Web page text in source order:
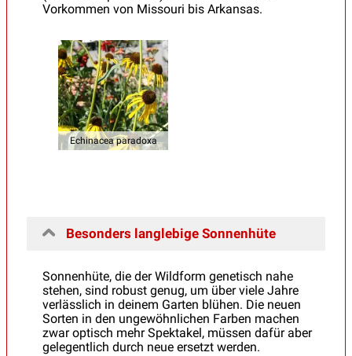
Vorkommen von Missouri bis Arkansas.
Echinacea paradoxa
Besonders langlebige Sonnenhüte
Sonnenhüte, die der Wildform genetisch nahe
stehen, sind robust genug, um über viele Jahre
verlässlich in deinem Garten blühen. Die neuen
Sorten in den ungewöhnlichen Farben machen
zwar optisch mehr Spektakel, müssen dafür aber
gelegentlich durch neue ersetzt werden.